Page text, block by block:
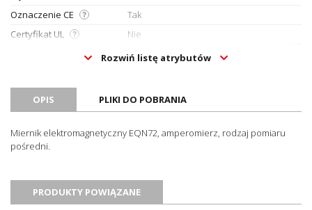
Oznaczenie CE
Tak
Certyfikat UL
Nie
Nie
Rozwiń listę atrybutów
OPIS PLIKI DO POBRANIA
Miernik elektromagnetyczny EQN72, amperomierz, rodzaj pomiaru
pośredni.
PRODUKTY POWIĄZANE